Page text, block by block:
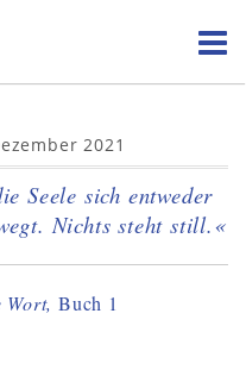
2021
Seele sich entweder
Nichts steht still.«
Wort, Buch 1